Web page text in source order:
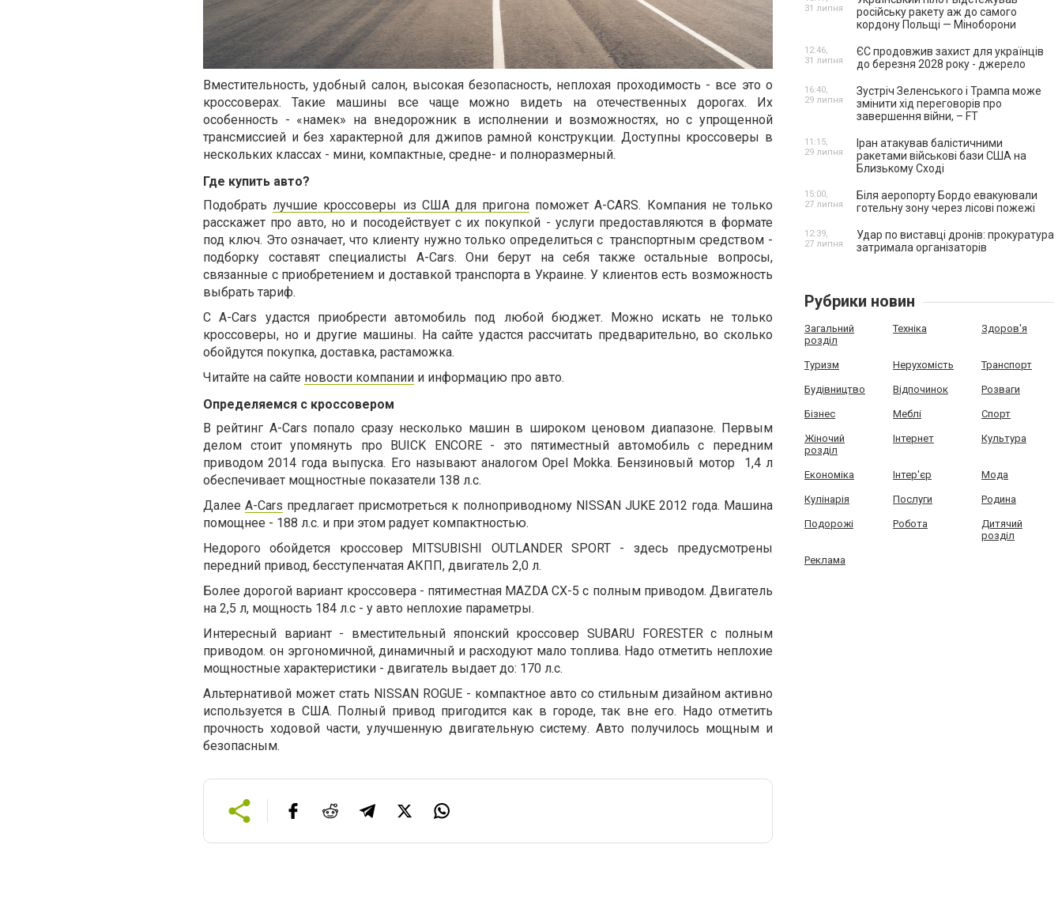
Вместительность, удобный салон, высокая безопасность, неплохая проходимость - все это о
кроссоверах. Такие машины все чаще можно видеть на отечественных дорогах. Их
особенность - «намек» на внедорожник в исполнении и возможностях, но с упрощенной
трансмиссией и без характерной для джипов рамной конструкции. Доступны кроссоверы в
нескольких классах - мини, компактные, средне- и полноразмерный.
Где купить авто?
Подобрать лучшие кроссоверы из США для пригона поможет A-CARS. Компания не только
расскажет про авто, но и посодействует с их покупкой - услуги предоставляются в формате
под ключ. Это означает, что клиенту нужно только определиться с транспортным средством -
подборку составят специалисты A-Cars. Они берут на себя также остальные вопросы,
связанные с приобретением и доставкой транспорта в Украине. У клиентов есть возможность
выбрать тариф.
С A-Cars удастся приобрести автомобиль под любой бюджет. Можно искать не только
кроссоверы, но и другие машины. На сайте удастся рассчитать предварительно, во сколько
обойдутся покупка, доставка, растаможка.
Читайте на сайте новости компании и информацию про авто.
Определяемся с кроссовером
В рейтинг A-Cars попало сразу несколько машин в широком ценовом диапазоне. Первым
делом стоит упомянуть про BUICK ENCORE - это пятиместный автомобиль с передним
приводом 2014 года выпуска. Его называют аналогом Opel Mokka. Бензиновый мотор 1,4 л
обеспечивает мощностные показатели 138 л.с.
ДалееA-Cars предлагает присмотреться к полноприводному NISSAN JUKE 2012 года. Машина
помощнее - 188 л.с. и при этом радует компактностью.
Недорого обойдется кроссовер MITSUBISHI OUTLANDER SPORT - здесь предусмотрены
передний привод, бесступенчатая АКПП, двигатель 2,0 л.
Более дорогой вариант кроссовера - пятиместная MAZDA CX-5 с полным приводом. Двигатель
на 2,5 л, мощность 184 л.с - у авто неплохие параметры.
Интересный вариант - вместительный японский кроссовер SUBARU FORESTER с полным
приводом. он эргономичной, динамичный и расходуют мало топлива. Надо отметить неплохие
мощностные характеристики - двигатель выдает до: 170 л.с.
Альтернативой может стать NISSAN ROGUE - компактное авто со стильным дизайном активно
используется в США. Полный привод пригодится как в городе, так вне его. Надо отметить
прочность ходовой части, улучшенную двигательную систему. Авто получилось мощным и
безопасным.
російську ракету аж до самого
кордону Польщі — Міноборони
31 липня
ЄС продовжив захист для українців
до березня 2028 року - джерело
12:46,
31 липня
Зустріч Зеленського і Трампа може
змінити хід переговорів про
завершення війни, – FT
16:40,
29 липня
Іран атакував балістичними
ракетами військові бази США на
Близькому Сході
11:15,
29 липня
Біля аеропорту Бордо евакуювали
готельну зону через лісові пожежі
15:00,
27 липня
Удар по виставці дронів: прокуратура
затримала організаторів
12:39,
27 липня
Рубрики новин
Загальний
розділ
Техніка Здоров'я
Туризм Нерухомість Транспорт
Будівництво Відпочинок Розваги
Бізнес Меблі Спорт
Жіночий
розділ
Інтернет Культура
Економіка Інтер'єр Мода
Кулінарія Послуги Родина
Подорожі Робота
Дитячий
розділ
Реклама